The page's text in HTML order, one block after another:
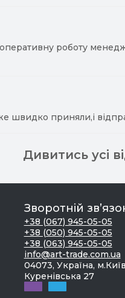
роботу
швидко приняли,і
Дивитись усі
Зворотній
+38 (067) 945-05-05
+38 (050) 945-05-05
+38 (063) 945-05-05
info@art-trade.com.ua
04073, Україна,
Куренівська 27